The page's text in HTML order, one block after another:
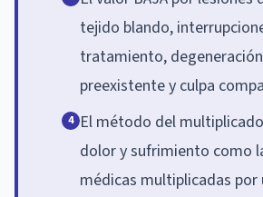
tejido blando,
tratamiento, degeneración
preexistente y culpa
4 El método del
dolor y sufrimiento como
médicas multiplicadas